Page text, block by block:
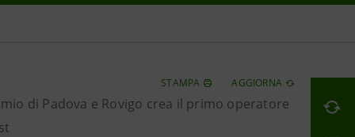
STAMPA AGGIORNA
di Padova e Rovigo crea il primo operatore